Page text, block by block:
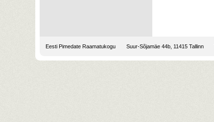
Eesti Pimedate Raamatukogu Suur-Sõjamäe 44b, 11415 Tallinn